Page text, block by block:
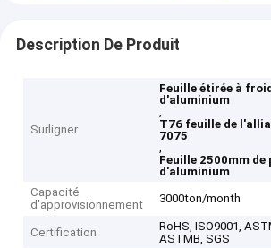
Description De Produit
Surligner
Feuille étirée à
d'aluminium
,
T76 feuille de
7075
,
Feuille 2500mm
d'aluminium
Capacité
d'approvisionnement
3000ton/month
Certification
RoHS, ISO9001,
ASTMB, SGS